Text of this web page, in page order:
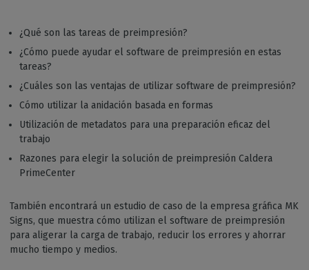
¿Qué son las tareas de preimpresión?
¿Cómo puede ayudar el software de preimpresión en estas
tareas?
¿Cuáles son las ventajas de utilizar software de preimpresión?
Cómo utilizar la anidación basada en formas
Utilización de metadatos para una preparación eficaz del
trabajo
Razones para elegir la solución de preimpresión Caldera
PrimeCenter
También encontrará un estudio de caso de la empresa gráfica MK
Signs, que muestra cómo utilizan el software de preimpresión
para aligerar la carga de trabajo, reducir los errores y ahorrar
mucho tiempo y medios.